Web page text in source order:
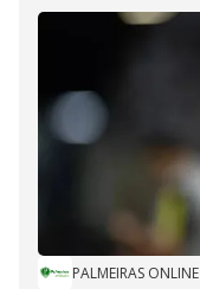
PALMEIRAS ONLINE